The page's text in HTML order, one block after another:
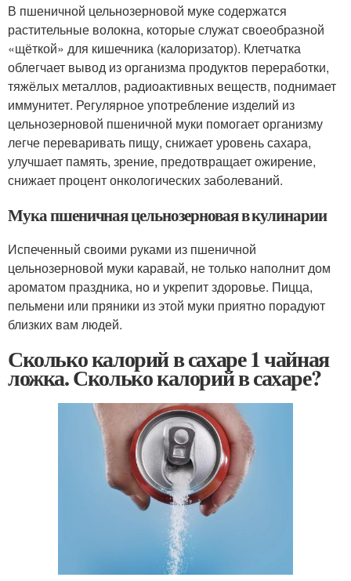
В пшеничной цельнозерновой муке содержатся
растительные волокна, которые служат своеобразной
«щёткой» для кишечника (калоризатор). Клетчатка
облегчает вывод из организма продуктов переработки,
тяжёлых металлов, радиоактивных веществ, поднимает
иммунитет. Регулярное употребление изделий из
цельнозерновой пшеничной муки помогает организму
легче переваривать пищу, снижает уровень сахара,
улучшает память, зрение, предотвращает ожирение,
снижает процент онкологических заболеваний.
Мука пшеничная цельнозерновая в кулинарии
Испеченный своими руками из пшеничной
цельнозерновой муки каравай, не только наполнит дом
ароматом праздника, но и укрепит здоровье. Пицца,
пельмени или пряники из этой муки приятно порадуют
близких вам людей.
Сколько калорий в сахаре 1 чайная
ложка. Сколько калорий в сахаре?